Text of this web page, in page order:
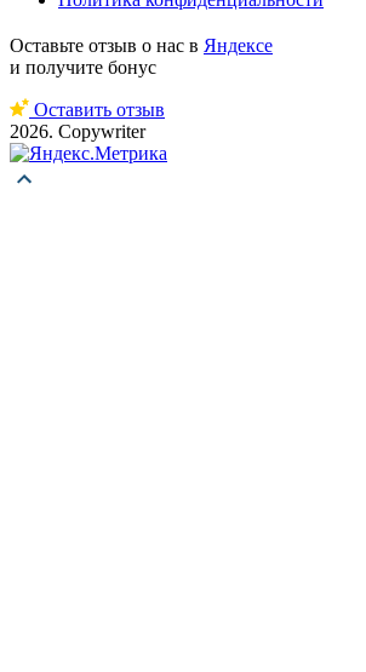
Оставьте отзыв о нас в Яндексе
и получите бонус
Оставить отзыв
2026. Copywriter